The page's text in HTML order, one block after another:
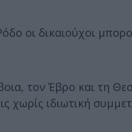
οι δικαιούχοι
τον Έβρο και τη
χωρίς ιδιωτική